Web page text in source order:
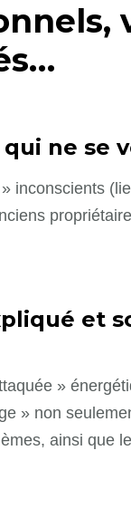
…
qui ne se
inconscients
et
»
» non
ainsi que